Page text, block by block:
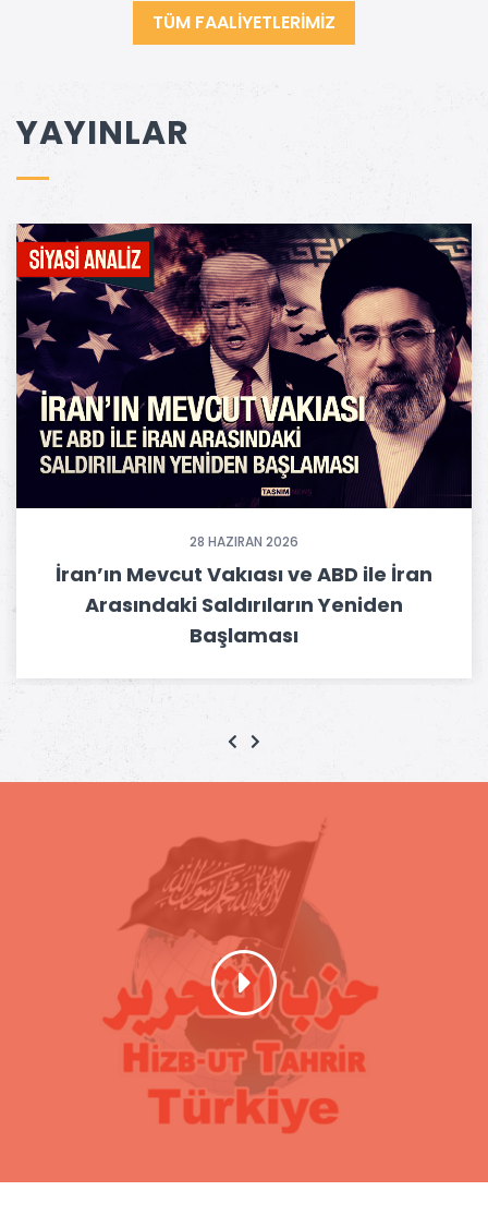
TÜM FAALİYETLERİMİZ
YAYINLAR
28 HAZIRAN 2026
İran’ın Mevcut Vakıası ve ABD ile İran
Arasındaki Saldırıların Yeniden
Başlaması